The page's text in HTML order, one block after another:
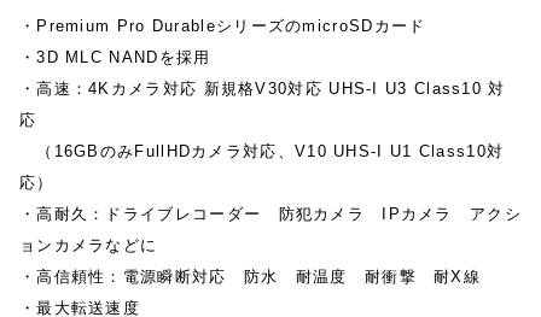
・Premium Pro DurableシリーズのmicroSDカード
・3D MLC NANDを採用
・高速：4Kカメラ対応 新規格V30対応 UHS-I U3 Class10 対
応
（16GBのみFullHDカメラ対応、V10 UHS-I U1 Class10対
応）
・高耐久：ドライブレコーダー 防犯カメラ IPカメラ アクシ
ョンカメラなどに
・高信頼性：電源瞬断対応 防水 耐温度 耐衝撃 耐X線
・最大転送速度